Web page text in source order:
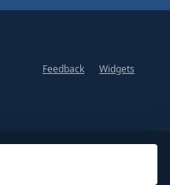
Feedback
Widgets